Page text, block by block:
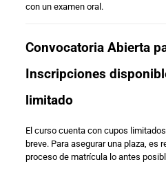
con un examen oral.
Convocatoria Abierta
Inscripciones
limitado
El curso cuenta con cupos
breve. Para asegurar una plaza, es
proceso de matrícula lo antes